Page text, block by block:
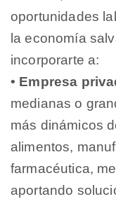
oportunidades
la economía
incorporarte a:
• Empresa
medianas o
más dinámicos
alimentos,
farmacéutica,
aportando